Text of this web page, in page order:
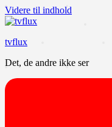
Videre til indhold
tvflux
Det, de andre ikke ser